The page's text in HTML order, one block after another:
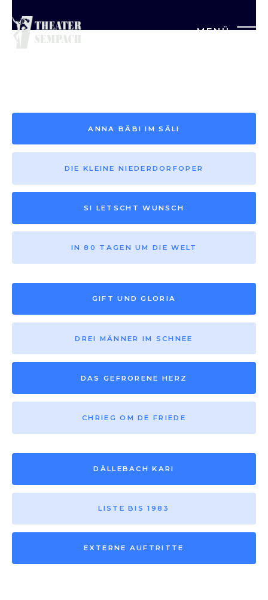
MENÜ
Saison vor 2013
ANNA BÄBI IM SÄLI
DIE KLEINE NIEDERDORFOPER
SI LETSCHT WUNSCH
IN 80 TAGEN UM DIE WELT
GIFT UND GLORIA
DREI MÄNNER IM SCHNEE
DAS GEFRORENE HERZ
CHRIEG OM DE FRIEDE
DÄLLEBACH KARI
LISTE BIS 1983
EXTERNE AUFTRITTE